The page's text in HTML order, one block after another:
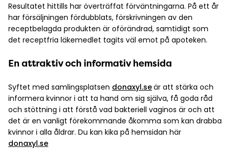
Resultatet hittills har överträffat förväntningarna. På ett år
har försäljningen fördubblats, förskrivningen av den
receptbelagda produkten är oförändrad, samtidigt som
det receptfria läkemedlet tagits väl emot på apoteken.
En attraktiv och informativ hemsida
Syftet med samlingsplatsen donaxyl.seär att stärka och
informera kvinnor i att ta hand om sig själva, få goda råd
och stöttning i att förstå vad bakteriell vaginos är och att
det är en vanligt förekommande åkomma som kan drabba
kvinnor i alla åldrar. Du kan kika på hemsidan här
donaxyl.se